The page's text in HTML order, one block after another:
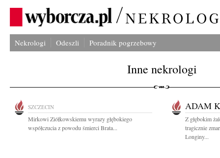
Nekrologi Odeszli Poradnik pogrzebowy
Inne nekrologi
SZCZECIN
Mirkowi Ziółkowskiemu wyrazy głębokiego
współczucia z powodu śmierci Brata...
ADAM
Z głębokim
tragicznie
Longiny...